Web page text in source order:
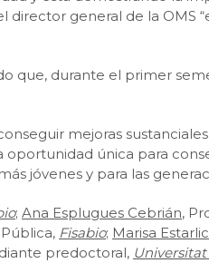
director general de la OMS
que, durante el primer
mejoras
única para
jóvenes y para las
; Ana Esplugues Cebrián,
Fisabio; Marisa
predoctoral,